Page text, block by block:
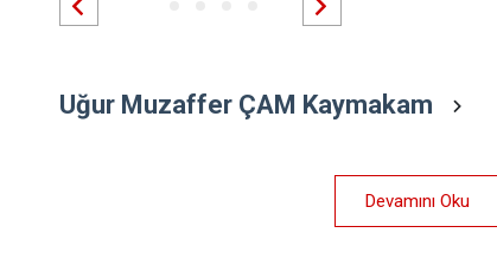
Uğur Muzaffer ÇAM Kaymakam
Devamını Oku